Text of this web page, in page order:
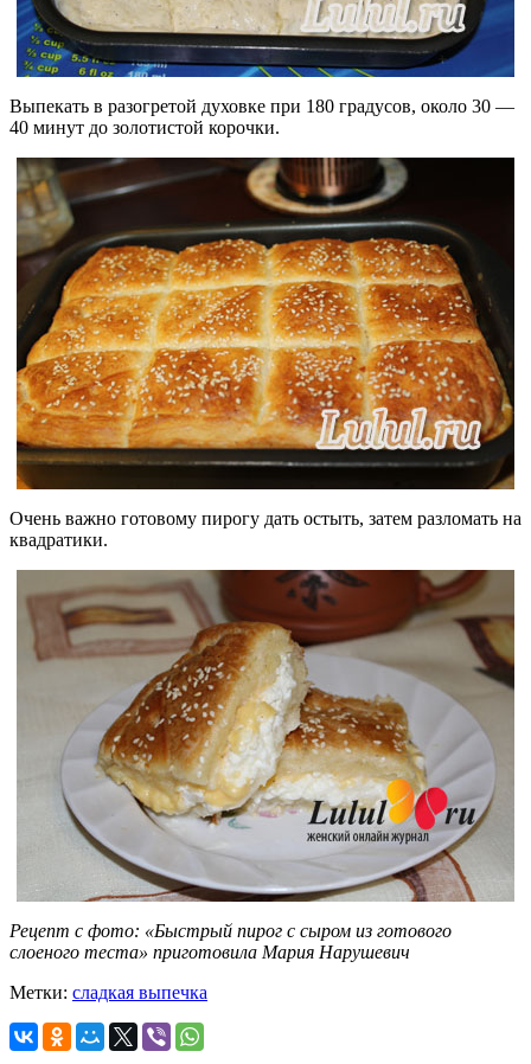
Выпекать в разогретой духовке при 180 градусов, около 30 —
40 минут до золотистой корочки.
Очень важно готовому пирогу дать остыть, затем разломать на
квадратики.
Рецепт с фото: «Быстрый пирог с сыром из готового
слоеного теста» приготовила Мария Нарушевич
Метки: сладкая выпечка